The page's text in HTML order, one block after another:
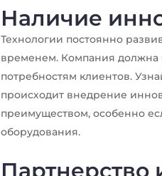
Наличие
Технологии постоянно
временем. Компания должна
потребностям клиентов.
происходит внедрение
преимуществом, особенно
оборудования.
Партнерство